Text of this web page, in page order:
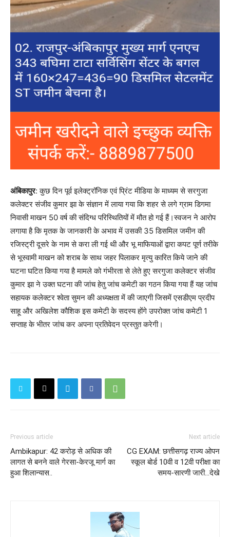
अंबिकापुर: कुछ दिन पूर्व इलेक्ट्रॉनिक एवं प्रिंट मीडिया के माध्यम से सरगुजा
कलेक्टर संजीव कुमार झा के संज्ञान में लाया गया कि शहर से लगे ग्राम डिगमा
निवासी माखन 50 वर्ष की संदिग्ध परिस्थितियों में मौत हो गई हैं।स्वजन ने आरोप
लगाया है कि मृतक के जानकारी के अभाव में उसकी 35 डिसमिल जमीन की
रजिस्ट्री दूसरे के नाम से करा ली गई थी और भू माफियाओं द्वारा कपट पूर्ण तरीके
से भूस्वामी माखन को शराब के साथ जहर पिलाकर मृत्यु कारित किये जाने की
घटना घटित किया गया है मामले को गंभीरता से लेते हुए सरगुजा कलेक्टर संजीव
कुमार झा ने उक्त घटना की जांच हेतु जांच कमेटी का गठन किया गया हैं यह जांच
सहायक कलेक्टर श्वेता सुमन की अध्यक्षता में की जाएगी जिसमें एसडीएम प्रदीप
साहू और अखिलेश कौशिक इस कमेटी के सदस्य होंगे उपरोक्त जांच कमेटी 1
सप्ताह के भीतर जांच कर अपना प्रतिवेदन प्रस्तुत करेगी।
Previous article
Ambikapur: 42 करोड़ से अधिक की
लागत से बनने वाले गेरसा-केरजू मार्ग का
हुआ शिलान्यास..
Next article
CG EXAM: छत्तीसगढ़ राज्य ओपन
स्कूल बोर्ड 10वी व 12वी परीक्षा का
समय-सारणी जारी...देखे